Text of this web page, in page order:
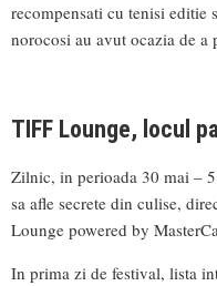
recompensati cu tenisi editie
norocosi au avut ocazia de a
TIFF Lounge, locul
Zilnic, in perioada 30 mai –
sa afle secrete din culise,
Lounge powered by
In prima zi de festival, lista